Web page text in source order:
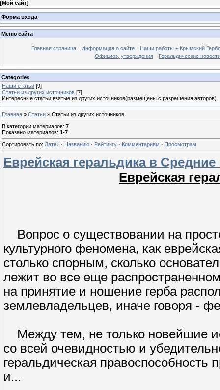
[Мой сайт]
Форма входа
Меню сайта
Главная страница Информация о сайте
Наши работы + Крымский
Официоз, утверждения
Геральдические новости
Categories
Наши статьи [9]
Статьи из других источников [7]
Интересные статьи взятые из других источников(размещены с разрешения авторов).
Главная » Статьи » Статьи из других источников
В категории материалов: 7
Показано материалов: 1-7
Сортировать по: Дате · Названию · Рейтингу · Комментариям · Просмотрам
Еврейская геральдика в Средние
Еврейская
Вопрос о существовании на
культурного феномена, как
столько спорным, сколько
лежит во все еще
на принятие и ношение герба
землевладельцев, иначе говоря -
Между тем, не только новейшие
со всей очевидностью и
геральдическая правоспособность
и...